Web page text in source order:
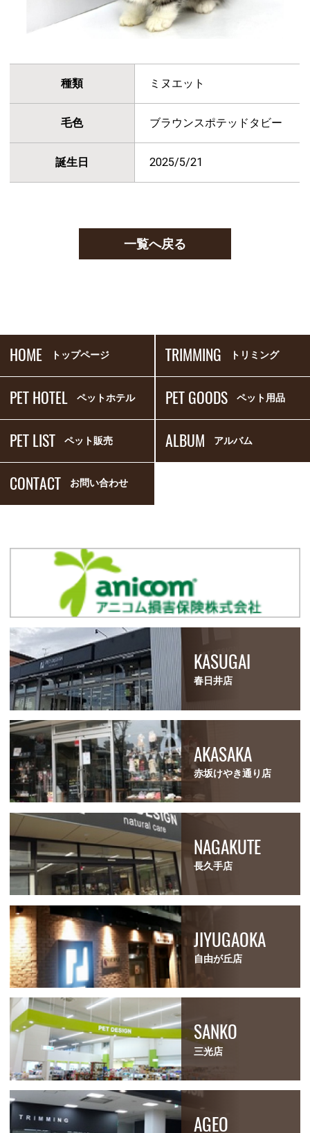
種類 ミヌエット
毛色 ブラウンスポテッドタビー
誕生日 2025/5/21
一覧へ戻る
HOME トップページ TRIMMING トリミング
PET HOTEL ペットホテル PET GOODS ペット用品
PET LIST ペット販売 ALBUM アルバム
CONTACT お問い合わせ
KASUGAI
春日井店
AKASAKA
赤坂けやき通り店
NAGAKUTE
長久手店
JIYUGAOKA
自由が丘店
SANKO
三光店
AGEO